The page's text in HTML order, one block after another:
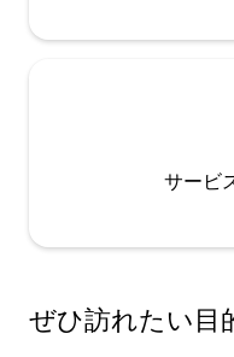
サービ
ぜひ訪⁠れ⁠た⁠い目⁠